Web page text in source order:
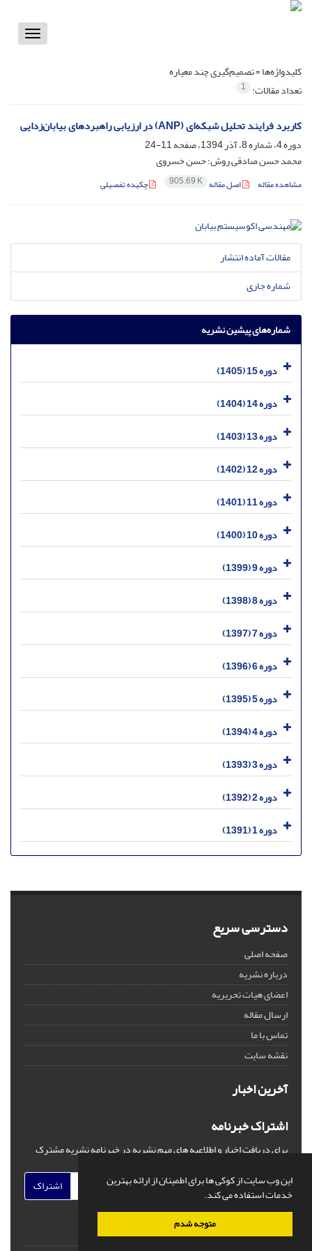
این وب سایت از کوکی ها برای اطمینان از ارائه بهترین
خدمات استفاده می کند.
متوجه شدم
Toggle
کلیدواژه‌ها =تصمیم‌گیری چند معیاره
تعداد مقالات: 1
کاربرد فرایند تحلیل شبکه‌ای (ANP) در ارزیابی راهبردهای بیابان‌زدایی
دوره 4، شماره 8، آذر 1394، صفحه
11-24
محمد حسن صادقی روش؛ حسن خسروی
مشاهده مقاله اصل مقاله 905.69 K چکیده تفصیلی
مقالات آماده انتشار
شماره جاری
شماره‌های پیشین نشریه
دوره 15 (1405)
دوره 14 (1404)
دوره 13 (1403)
دوره 12 (1402)
دوره 11 (1401)
دوره 10 (1400)
دوره 9 (1399)
دوره 8 (1398)
دوره 7 (1397)
دوره 6 (1396)
دوره 5 (1395)
دوره 4 (1394)
دوره 3 (1393)
دوره 2 (1392)
دوره 1 (1391)
دسترسی سریع
صفحه اصلی
درباره نشریه
اعضای هیات تحریریه
ارسال مقاله
تماس با ما
نقشه سایت
آخرین اخبار
اشتراک خبرنامه
برای دریافت اخبار و اطلاعیه های مهم نشریه در خبرنامه نشریه مشترک
اشتراک